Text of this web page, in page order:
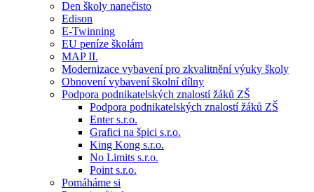
Den školy nanečisto
Edison
E-Twinning
EU peníze školám
MAP II.
Modernizace vybavení pro zkvalitnění výuky školy
Obnovení vybavení školní dílny
Podpora podnikatelských znalostí žáků ZŠ
Podpora podnikatelských znalostí žáků ZŠ
Enter s.r.o.
Grafici na špici s.r.o.
King Kong s.r.o.
No Limits s.r.o.
Point s.r.o.
Pomáháme si